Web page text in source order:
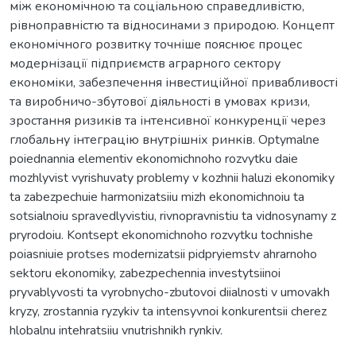
між економічною та соціальною справедливістю,
рівноправністю та відносинами з природою. Концепт
економічного розвитку точніше пояснює процес
модернізації підприємств аграрного сектору
економіки, забезпечення інвестиційної привабливості
та виробничо-збутової діяльності в умовах кризи,
зростання ризиків та інтенсивної конкуренції через
глобальну інтеграцію внутрішніх ринків. Optymalne
poiednannia elementiv ekonomichnoho rozvytku daie
mozhlyvist vyrishuvaty problemy v kozhnii haluzi ekonomiky
ta zabezpechuie harmonizatsiiu mizh ekonomichnoiu ta
sotsialnoiu spravedlyvistiu, rivnopravnistiu ta vidnosynamy z
pryrodoiu. Kontsept ekonomichnoho rozvytku tochnishe
poiasniuie protses modernizatsii pidpryiemstv ahrarnoho
sektoru ekonomiky, zabezpechennia investytsiinoi
pryvablyvosti ta vyrobnycho-zbutovoi diialnosti v umovakh
kryzy, zrostannia ryzykiv ta intensyvnoi konkurentsii cherez
hlobalnu intehratsiiu vnutrishnikh rynkiv.